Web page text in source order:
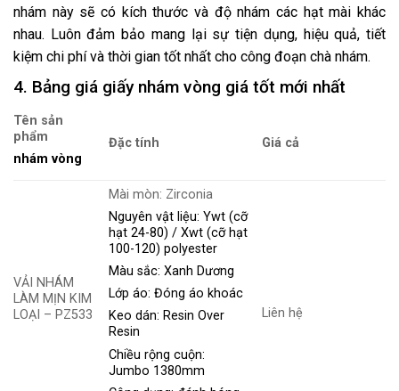
nhám này sẽ có kích thước và độ nhám các hạt mài khác
nhau. Luôn đảm bảo mang lại sự tiện dụng, hiệu quả, tiết
kiệm chi phí và thời gian tốt nhất cho công đoạn chà nhám.
4. Bảng giá giấy nhám vòng giá tốt mới nhất
Tên sản
phẩm
nhám vòng
Đặc tính Giá cả
VẢI NHÁM
LÀM MỊN KIM
LOẠI – PZ533
Mài mòn: Zirconia
Nguyên vật liệu: Ywt (cỡ
hạt 24-80) / Xwt (cỡ hạt
100-120) polyester
Màu sắc: Xanh Dương
Lớp áo: Đóng áo khoác
Keo dán: Resin Over
Resin
Chiều rộng cuộn:
Jumbo 1380mm
Liên hệ